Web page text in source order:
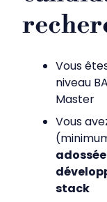
Vous
niveau
Master
Vous
stack